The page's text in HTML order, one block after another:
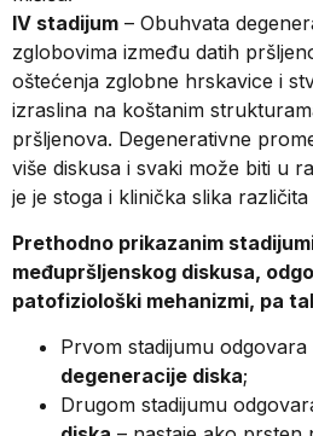
IV stadijum – Obuhvata
zglobovima između datih
oštećenja zglobne hrskavice i
izraslina na koštanim
pršljenova. Degenerativne
više diskusa i svaki može biti u
je je stoga i klinička slika
Prethodno prikazanim
međupršljenskog diskusa,
patofiziološki mehanizmi, pa
Prvom stadijumu odgovara
degeneracije diska;
Drugom stadijumu